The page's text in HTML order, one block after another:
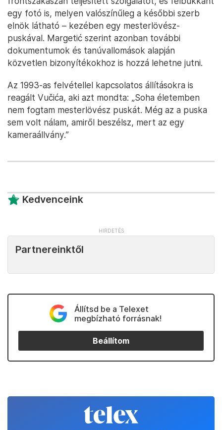
egy fotó is, melyen valószínűleg a későbbi szerb
elnök látható – kezében egy mesterlövész-
puskával. Margetić szerint azonban további
dokumentumok és tanúvallomások alapján
közvetlen bizonyítékokhoz is hozzá lehetne jutni.
Az 1993-as felvétellel kapcsolatos állításokra is
reagált Vučića, aki azt mondta: „Soha életemben
nem fogtam mesterlövész puskát. Még az a puska
sem volt nálam, amiről beszélsz, mert az egy
kameraállvány.”
Kedvenceink
Partnereinktől
Állítsd be a Telexet
megbízható forrásnak!
Beállítom